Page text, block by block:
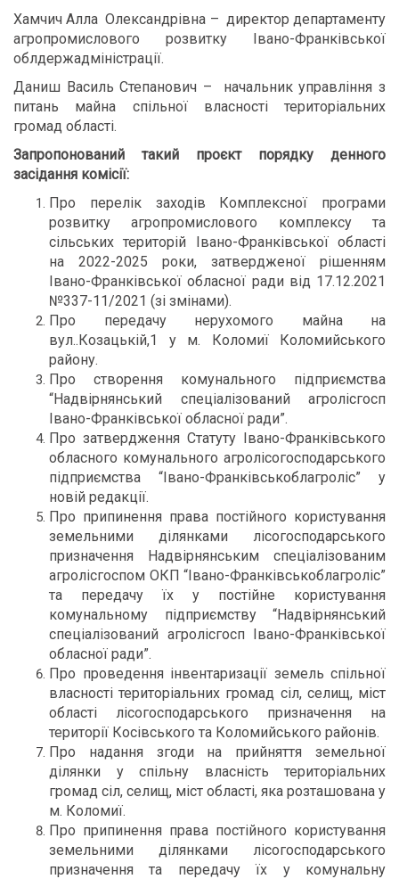
Хамчич Алла Олександрівна – директор департаменту
агропромислового розвитку Івано-Франківської
облдержадміністрації.
Даниш Василь Степанович – начальник управління з
питань майна спільної власності територіальних
громад області.
Запропонований такий проєкт порядку денного
засідання комісії:
Про перелік заходів Комплексної програми
розвитку агропромислового комплексу та
сільських територій Івано-Франківської області
на 2022-2025 роки, затвердженої рішенням
Івано-Франківської обласної ради від 17.12.2021
№337-11/2021 (зі змінами).
Про передачу нерухомого майна на
вул..Козацькій,1 у м. Коломиї Коломийського
району.
Про створення комунального підприємства
“Надвірнянський спеціалізований агролісгосп
Івано-Франківської обласної ради”.
Про затвердження Статуту Івано-Франківського
обласного комунального агролісогосподарського
підприємства “Івано-Франківськоблагроліс” у
новій редакції.
Про припинення права постійного користування
земельними ділянками лісогосподарського
призначення Надвірнянським спеціалізованим
агролісгоспом ОКП “Івано-Франківськоблагроліс”
та передачу їх у постійне користування
комунальному підприємству “Надвірнянський
спеціалізований агролісгосп Івано-Франківської
обласної ради”.
Про проведення інвентаризації земель спільної
власності територіальних громад сіл, селищ, міст
області лісогосподарського призначення на
території Косівського та Коломийського районів.
Про надання згоди на прийняття земельної
ділянки у спільну власність територіальних
громад сіл, селищ, міст області, яка розташована у
м. Коломиї.
Про припинення права постійного користування
земельними ділянками лісогосподарського
призначення та передачу їх у комунальну